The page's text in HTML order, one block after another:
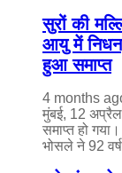
सुरों की
आयु में
हुआ समाप्त
4 months
मुंबई, 12
समाप्त हो
भोसले ने 92